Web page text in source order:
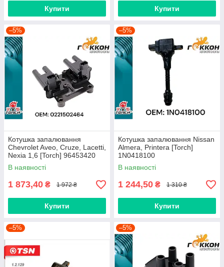
Купити Купити
–5%
Котушка запалювання
Chevrolet Aveo, Cruze, Lacetti,
Nexia 1,6 [Torch] 96453420
В наявності
1 873,40 ₴ 1 972 ₴
Купити
–5%
Котушка запалювання Nissan
Almera, Printera [Torch]
1N0418100
В наявності
1 244,50 ₴ 1 310 ₴
Купити
–5% –5%